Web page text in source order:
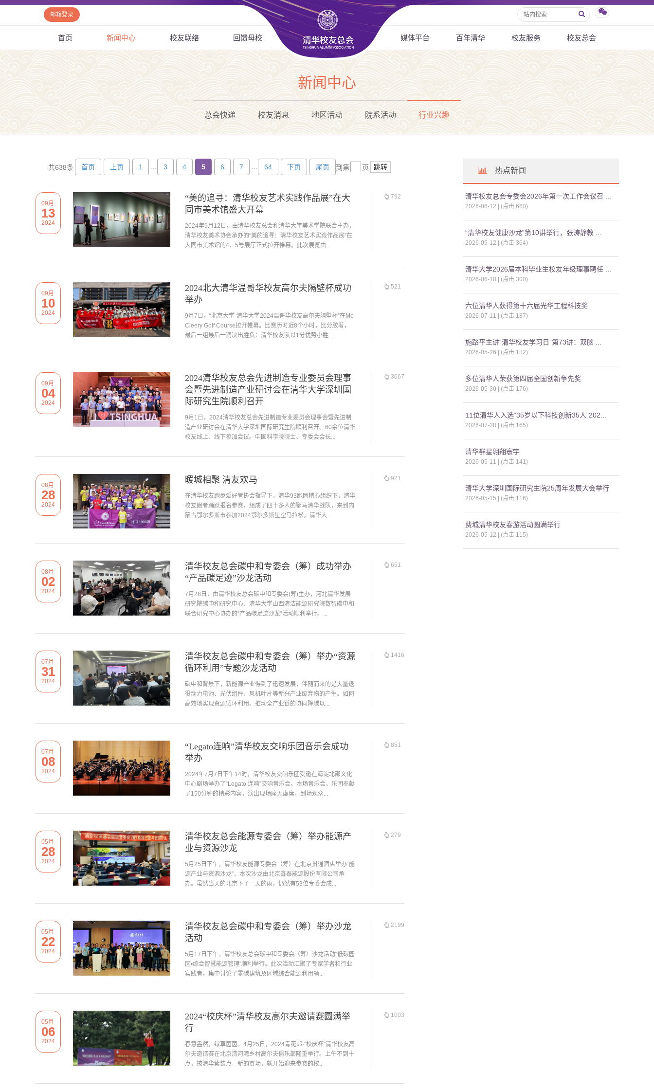
邮箱登录
首页 新闻中心 校友联络 回馈母校 媒体平台 百年清华 校友服务 校友总会
新闻中心
总会快递 校友消息 地区活动 院系活动 行业兴趣
共638条 首页 上页 1 3 4 5 6 7 64 下页 尾页 到第 页 跳转
09月
13
2024
“美的追寻：清华校友艺术实践作品展”在大
同市美术馆盛大开幕
2024年9月12日，由清华校友总会和清华大学美术学院联合主办，
清华校友美术协会承办的“美的追寻：清华校友艺术实践作品展”在
大同市美术馆的4、5号展厅正式拉开帷幕。此次展览由...
792
09月
10
2024
2024北大清华温哥华校友高尔夫隔壁杯成功
举办
9月7日，“北京大学·清华大学2024温哥华校友高尔夫隔壁杯”在Mc
Cleery Golf Course拉开帷幕。比赛历时近8个小时，比分胶着，
最后一组最后一洞决出胜负：清华校友队以1分优势小胜...
521
09月
04
2024
2024清华校友总会先进制造专业委员会理事
会暨先进制造产业研讨会在清华大学深圳国
际研究生院顺利召开
9月1日，2024清华校友总会先进制造专业委员会理事会暨先进制
造产业研讨会在清华大学深圳国际研究生院顺利召开。60余位清华
校友线上、线下参加会议。中国科学院院士、专委会会长...
3067
08月
28
2024
暖城相聚 清友欢马
在清华校友跑步爱好者协会指导下，清华93跑团精心组织下，清华
校友跑者踊跃报名参赛，组成了四十多人的鄂马清华战队，来到内
蒙古鄂尔多斯市参加2024鄂尔多斯星空马拉松。清华大...
921
08月
02
2024
清华校友总会碳中和专委会（筹）成功举办
“产品碳足迹”沙龙活动
7月28日，由清华校友总会碳中和专委会(筹)主办，河北清华发展
研究院碳中和研究中心、清华大学山西清洁能源研究院数智碳中和
联合研究中心协办的“产品碳足迹沙龙”活动顺利举行。...
651
07月
31
2024
清华校友总会碳中和专委会（筹）举办“资源
循环利用”专题沙龙活动
碳中和背景下，新能源产业得到了迅速发展，伴随而来的是大量退
役动力电池、光伏组件、风机叶片等新兴产业废弃物的产生。如何
高效地实现资源循环利用、推动全产业链的协同降碳以...
1416
07月
08
2024
“Legato连响”清华校友交响乐团音乐会成功
举办
2024年7月7日下午14时，清华校友交响乐团受邀在海淀北部文化
中心剧场举办了“Legato 连响”交响音乐会。本场音乐会，乐团奉献
了150分钟的精彩内容，演出现场座无虚席，到场观众...
851
05月
28
2024
清华校友总会能源专委会（筹）举办能源产
业与资源沙龙
5月25日下午，清华校友能源专委会（筹）在北京贯通酒店举办“能
源产业与资源沙龙”，本次沙龙由北京鑫泰能源股份有限公司承
办。虽然当天的北京下了一天的雨，仍然有53位专委会成...
279
05月
22
2024
清华校友总会碳中和专委会（筹）举办沙龙
活动
5月17日下午，清华校友总会碳中和专委会（筹）沙龙活动“低碳园
区•综合智慧能源管理”顺利举行。此次活动汇聚了专家学者和行业
实践者，集中讨论了零碳建筑及区域综合能源利用领...
2199
05月
06
2024
2024“校庆杯”清华校友高尔夫邀请赛圆满举
行
春意盎然，绿草茵茵。4月25日，2024青花郎·“校庆杯”清华校友高
尔夫邀请赛在北京清河湾乡村高尔夫俱乐部隆重举行。上午不到十
点，被清华紫装点一新的赛场，就开始迎来参赛的校...
1003
热点新闻
清华校友总会专委会2026年第一次工作会议召 ...
2026-06-12 | (点击 660)
“清华校友健康沙龙”第10讲举行，张涛静教 ...
2026-05-12 | (点击 364)
清华大学2026届本科毕业生校友年级理事聘任 ...
2026-06-18 | (点击 300)
六位清华人获得第十六届光华工程科技奖
2026-07-11 | (点击 187)
施路平主讲“清华校友学习日”第73讲：双脑 ...
2026-05-26 | (点击 182)
多位清华人荣获第四届全国创新争先奖
2026-05-30 | (点击 176)
11位清华人入选“35岁以下科技创新35人”202...
2026-07-28 | (点击 165)
清华群星翱翔寰宇
2026-05-11 | (点击 141)
清华大学深圳国际研究生院25周年发展大会举行
2026-05-15 | (点击 116)
费城清华校友春游活动圆满举行
2026-05-12 | (点击 115)